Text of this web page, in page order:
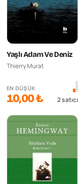
Yaşlı Adam Ve Deniz
Thierry Murat
EN DÜŞÜK
10,00 ₺ 2satıcı